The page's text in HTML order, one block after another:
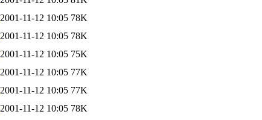
2001-11-12 10:05 78K
2001-11-12 10:05 78K
2001-11-12 10:05 75K
2001-11-12 10:05 77K
2001-11-12 10:05 77K
2001-11-12 10:05 78K